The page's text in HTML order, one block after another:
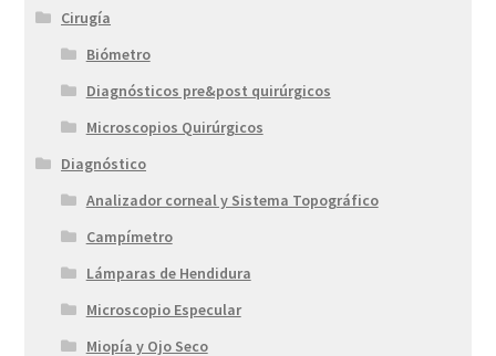
Cirugía
Biómetro
Diagnósticos pre&post quirúrgicos
Microscopios Quirúrgicos
Diagnóstico
Analizador corneal y Sistema Topográfico
Campímetro
Lámparas de Hendidura
Microscopio Especular
Miopía y Ojo Seco